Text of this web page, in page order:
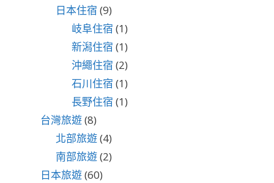
日本住宿 (9)
岐阜住宿 (1)
新潟住宿 (1)
沖繩住宿 (2)
石川住宿 (1)
長野住宿 (1)
台灣旅遊(8)
北部旅遊(4)
南部旅遊(2)
日本旅遊(60)